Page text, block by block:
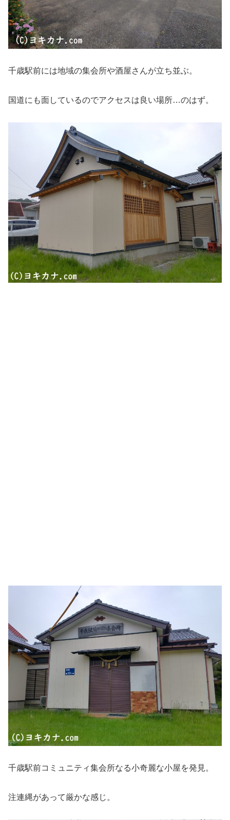
千歳駅前には地域の集会所や酒屋さんが立ち並ぶ。
国道にも面しているのでアクセスは良い場所…のはず。
千歳駅前コミュニティ集会所なる小奇麗な小屋を発見。
注連縄があって厳かな感じ。